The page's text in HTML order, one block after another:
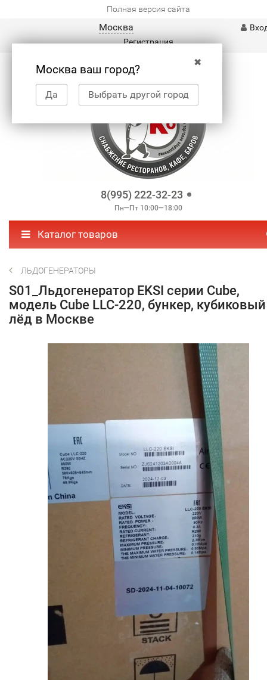
Полная версия сайта
Москва
✖
Москва ваш город?
Да Выбрать другой город
Регистрация
8(995) 222-32-23
Пн—Пт 10:00—18:00
Каталог товаров
ЛЬДОГЕНЕРАТОРЫ
S01_Льдогенератор EKSI серии Cube,
модель Cube LLC-220, бункер, кубиковый
лёд в Москве